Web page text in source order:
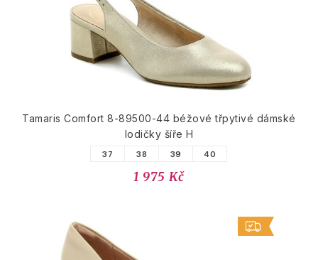
Tamaris Comfort 8-89500-44 béžové třpytivé dámské
lodičky šíře H
37 38 39 40
1 975 Kč